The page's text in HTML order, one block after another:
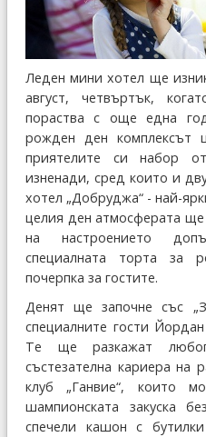
Леден мини хотел ще
август, четвъртък,
пораства с още една
рожден ден комплексът
приятелите си набор
изненади, сред които и
хотел „Добруджа“ - най-
целия ден атмосферата ще
на настроението
специалната торта за
почерпка за гостите.
Денят ще започне със
специалните гости
Те ще разкажат
състезателна кариера на
клуб „Ганвие“, които
шампионската закуска
спечели кашон с